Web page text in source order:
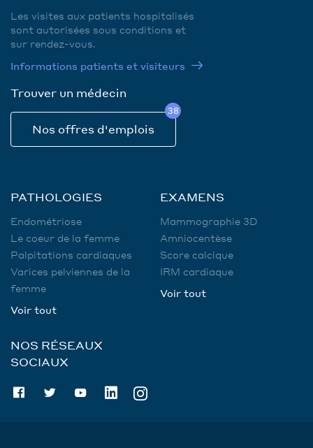
Les visites aux patients hospitalisés
sont autorisées sous conditions et
sur rendez-vous.
Informations patients et visiteurs
Trouver un médecin
Nos offres d'emplois
38
PATHOLOGIES
Endométriose
Le coeur de la femme
Palpitations cardiaques
Varices pelviennes de la
femme
Voir tout
EXAMENS
Mammographie 3D
Amniocentèse
Score calcique
IRM cardiaque
Voir tout
NOS RÉSEAUX
SOCIAUX